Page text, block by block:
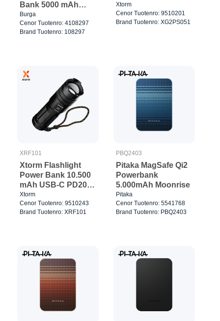
Bank 5000 mAh
Kulta
Burga
Cenor Tuotenro: 4108297
Brand Tuotenro: 108297
Musta
Xtorm
Cenor Tuotenro: 9510201
Brand Tuotenro: XG2PS051
XRF101
Xtorm Flashlight
Power Bank 10.500
mAh USB-C PD20W
musta
Xtorm
Cenor Tuotenro: 9510243
Brand Tuotenro: XRF101
PBQ2403
Pitaka MagSafe Qi2
Powerbank
5.000mAh Moonrise
Pitaka
Cenor Tuotenro: 5541768
Brand Tuotenro: PBQ2403